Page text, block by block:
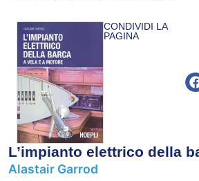
CONDIVIDI LA
PAGINA
L’impianto elettrico della
Alastair Garrod